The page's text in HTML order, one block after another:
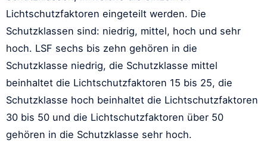
Lichtschutzfaktoren eingeteilt werden. Die
Schutzklassen sind: niedrig, mittel, hoch und sehr
hoch. LSF sechs bis zehn gehören in die
Schutzklasse niedrig, die Schutzklasse mittel
beinhaltet die Lichtschutzfaktoren 15 bis 25, die
Schutzklasse hoch beinhaltet die Lichtschutzfaktoren
30 bis 50 und die Lichtschutzfaktoren über 50
gehören in die Schutzklasse sehr hoch.